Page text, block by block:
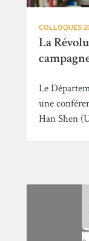
COLLOQUES
La
Le
une
Han Shen